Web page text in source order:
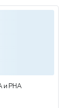
и PHA